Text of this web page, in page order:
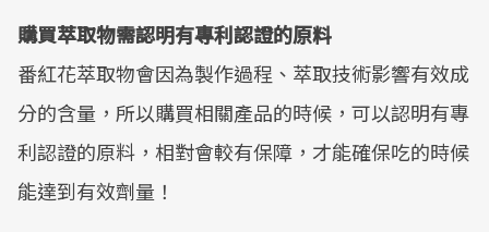
購買萃取物需認明有專利認證的原料
番紅花萃取物會因為製作過程、萃取技術影響有效成
分的含量，所以購買相關產品的時候，可以認明有專
利認證的原料，相對會較有保障，才能確保吃的時候
能達到有效劑量！